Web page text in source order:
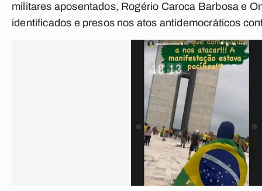
militares aposentados, Rogério Caroca Barbosa e
identificados e presos nos atos antidemocráticos